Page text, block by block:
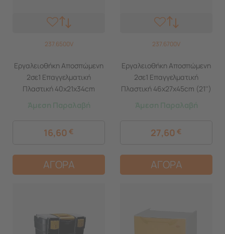
237.6500V
Εργαλειοθήκη Αποσπώμενη
2σε1 Επαγγελματική
Πλαστική 40x21x34cm
(18.5'') 2όροφη με 2
Πορτοκαλί Artplast Ιταλίας
Άμεση Παραλαβή
16,60 €
ΑΓΟΡΑ
237.6700V
Εργαλειοθήκη Αποσπώμενη
2σε1 Επαγγελματική
Πλαστική 46x27x45cm (21'')
2όροφη με 2 Ταμπακιέρες
Ιταλίας
Άμεση Παραλαβή
27,60 €
ΑΓΟΡΑ